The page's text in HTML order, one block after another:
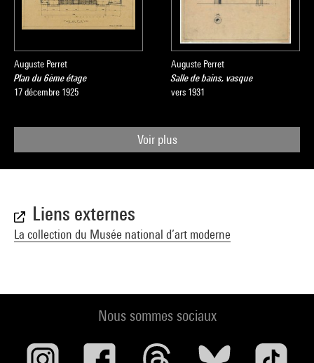
Auguste Perret
Plan du 6ème étage
17 décembre 1925
Auguste Perret
Salle de bains, vasque
vers 1931
Voir plus
Liens externes
La collection du Musée national d’art moderne
Nous sommes sociaux